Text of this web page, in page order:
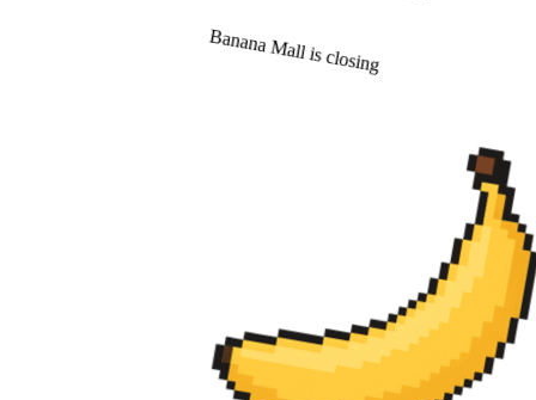
Banana Mall is closing